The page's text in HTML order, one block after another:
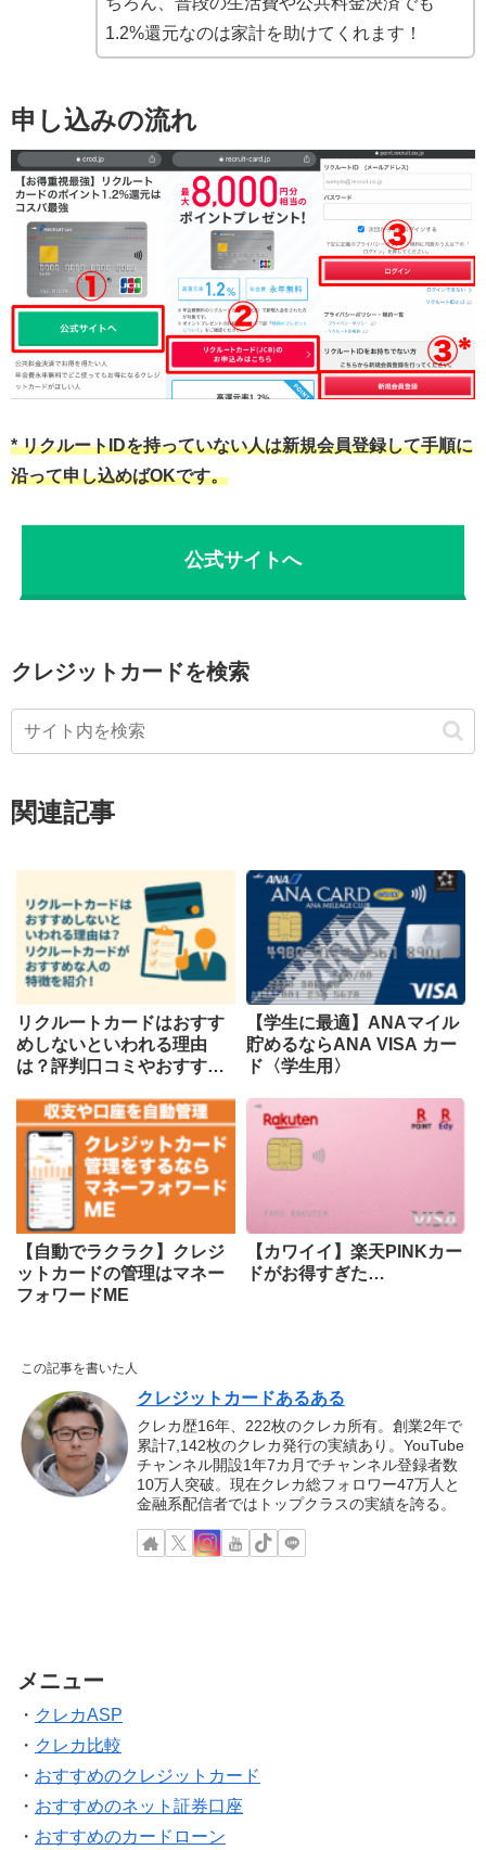
1.2%還元なのは家計を助けてくれます！
申し込みの流れ
* リクルートIDを持っていない人は新規会員登録して手順に
沿って申し込めばOKです。
公式サイトへ
クレジットカードを検索
関連記事
リクルートカードはおすす
めしないといわれる理由
は？評判口コミやおすすめ
【学生に最適】ANAマイル
貯めるならANA VISA カー
ド〈学生用〉
【自動でラクラク】クレジ
ットカードの管理はマネー
フォワードME
【カワイイ】楽天PINKカー
ドがお得すぎた…
この記事を書いた人
クレジットカードあるある
クレカ歴16年、222枚のクレカ所有。創業2年で
累計7,142枚のクレカ発行の実績あり。YouTube
チャンネル開設1年7カ月でチャンネル登録者数
10万人突破。現在クレカ総フォロワー47万人と
金融系配信者ではトップクラスの実績を誇る。
メニュー
・ クレカASP
・ クレカ比較
・ おすすめのクレジットカード
・ おすすめのネット証券口座
・ おすすめのカードローン